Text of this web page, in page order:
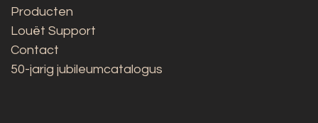
Producten
Louët Support
Contact
50-jarig jubileumcatalogus